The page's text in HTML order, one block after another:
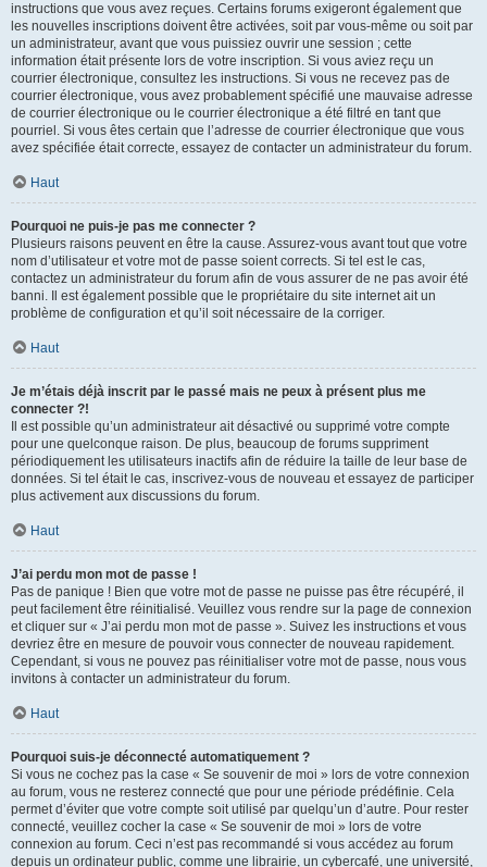
instructions que vous avez reçues. Certains forums exigeront également que
les nouvelles inscriptions doivent être activées, soit par vous-même ou soit par
un administrateur, avant que vous puissiez ouvrir une session ; cette
information était présente lors de votre inscription. Si vous aviez reçu un
courrier électronique, consultez les instructions. Si vous ne recevez pas de
courrier électronique, vous avez probablement spécifié une mauvaise adresse
de courrier électronique ou le courrier électronique a été filtré en tant que
pourriel. Si vous êtes certain que l’adresse de courrier électronique que vous
avez spécifiée était correcte, essayez de contacter un administrateur du forum.
Haut
Pourquoi ne puis-je pas me connecter ?
Plusieurs raisons peuvent en être la cause. Assurez-vous avant tout que votre
nom d’utilisateur et votre mot de passe soient corrects. Si tel est le cas,
contactez un administrateur du forum afin de vous assurer de ne pas avoir été
banni. Il est également possible que le propriétaire du site internet ait un
problème de configuration et qu’il soit nécessaire de la corriger.
Haut
Je m’étais déjà inscrit par le passé mais ne peux à présent plus me
connecter ?!
Il est possible qu’un administrateur ait désactivé ou supprimé votre compte
pour une quelconque raison. De plus, beaucoup de forums suppriment
périodiquement les utilisateurs inactifs afin de réduire la taille de leur base de
données. Si tel était le cas, inscrivez-vous de nouveau et essayez de participer
plus activement aux discussions du forum.
Haut
J’ai perdu mon mot de passe !
Pas de panique ! Bien que votre mot de passe ne puisse pas être récupéré, il
peut facilement être réinitialisé. Veuillez vous rendre sur la page de connexion
et cliquer sur « J’ai perdu mon mot de passe ». Suivez les instructions et vous
devriez être en mesure de pouvoir vous connecter de nouveau rapidement.
Cependant, si vous ne pouvez pas réinitialiser votre mot de passe, nous vous
invitons à contacter un administrateur du forum.
Haut
Pourquoi suis-je déconnecté automatiquement ?
Si vous ne cochez pas la case « Se souvenir de moi » lors de votre connexion
au forum, vous ne resterez connecté que pour une période prédéfinie. Cela
permet d’éviter que votre compte soit utilisé par quelqu’un d’autre. Pour rester
connecté, veuillez cocher la case « Se souvenir de moi » lors de votre
connexion au forum. Ceci n’est pas recommandé si vous accédez au forum
depuis un ordinateur public, comme une librairie, un cybercafé, une université,